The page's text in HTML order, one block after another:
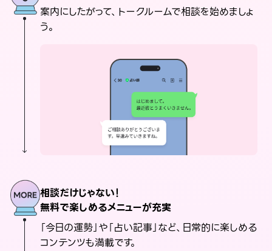
案内にしたがって、トークルームで相談を始めましょ
う。
相談だけじゃない！
無料で楽しめるメニューが充実
「今日の運勢」や「占い記事」など、日常的に楽しめる
コンテンツも満載です。